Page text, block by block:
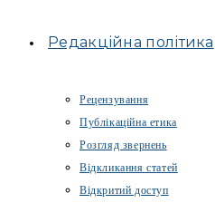
Редакційна політика
Рецензування
Публікаційна етика
Розгляд звернень
Відкликання статей
Відкритий доступ